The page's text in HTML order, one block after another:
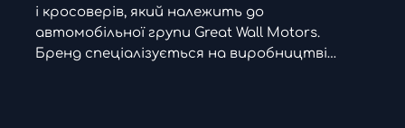
і кросоверів, який належить до
автомобільної групи Great Wall Motors.
Бренд спеціалізується на виробництві…